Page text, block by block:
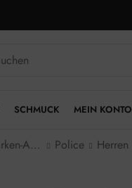
SCHMUCK MEIN KONTO
Marken-Armbanduhren Police Herren